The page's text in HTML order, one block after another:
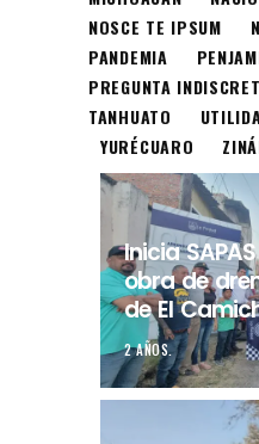
NOSCE TE IPSUM
PANDEMIA
PREGUNTA
TANHUATO
YURÉCUARO
Inicia
obra de
de El
2 AÑOS.